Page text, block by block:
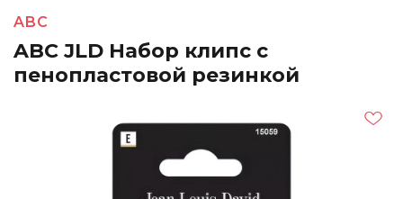
ABC
ABC JLD Набор клипс с
пенопластовой резинкой